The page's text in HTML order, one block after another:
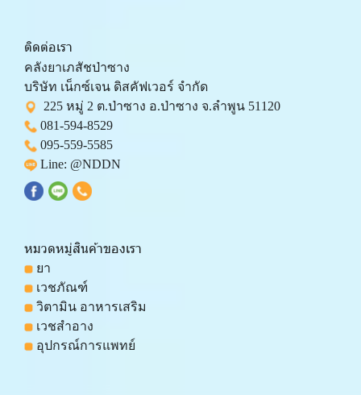
ติดต่อเรา
คลังยาเภสัชป่าซาง
บริษัท เน็กซ์เจน ดิสคัฟเวอร์ จำกัด
225 หมู่ 2 ต.ป่าซาง อ.ป่าซาง จ.ลำพูน 51120
081-594-8529
095-559-5585
Line: @NDDN
หมวดหมู่สินค้าของเรา
ยา
เวชภัณฑ์
วิตามิน อาหารเสริม
เวชสำอาง
อุปกรณ์การแพทย์